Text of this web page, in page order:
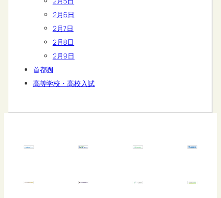
2月6日
2月7日
2月8日
2月9日
首都圏
高等学校・高校入試